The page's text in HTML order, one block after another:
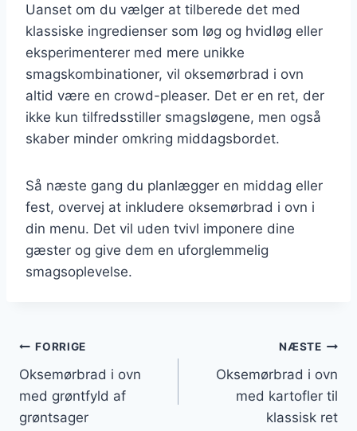
Uanset om du vælger at tilberede det med
klassiske ingredienser som løg og hvidløg eller
eksperimenterer med mere unikke
smagskombinationer, vil oksemørbrad i ovn
altid være en crowd-pleaser. Det er en ret, der
ikke kun tilfredsstiller smagsløgene, men også
skaber minder omkring middagsbordet.
Så næste gang du planlægger en middag eller
fest, overvej at inkludere oksemørbrad i ovn i
din menu. Det vil uden tvivl imponere dine
gæster og give dem en uforglemmelig
smagsoplevelse.
Indlægsnavigation
FORRIGE
Oksemørbrad i ovn
med grøntfyld af
grøntsager
NÆSTE
Oksemørbrad i ovn
med kartofler til
klassisk ret